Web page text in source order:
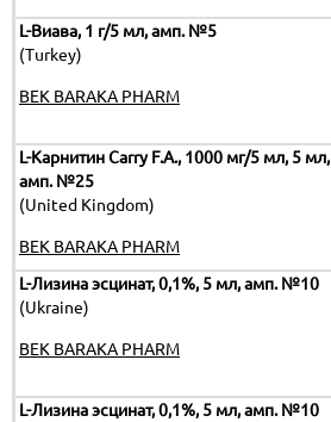
L-Виава, 1 г/5 мл, амп. №5
(Turkey)
BEK BARAKA PHARM
L-Карнитин Carry F.A., 1000 мг/5 мл, 5 мл,
амп. №25
(United Kingdom)
BEK BARAKA PHARM
L-Лизина эсцинат, 0,1%, 5 мл, амп. №10
(Ukraine)
BEK BARAKA PHARM
L-Лизина эсцинат, 0,1%, 5 мл, амп. №10